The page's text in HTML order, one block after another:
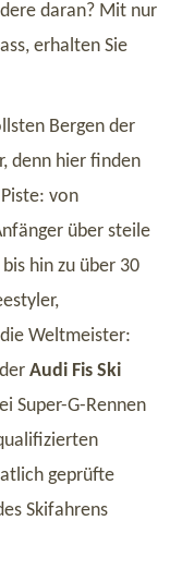
daran? Mit nur
erhalten Sie
Bergen der
denn hier finden
von
über steile
hin zu über 30
Weltmeister:
Audi Fis Ski
Super-G-Rennen
geprüfte
Skifahrens